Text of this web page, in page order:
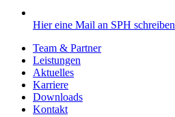
Hier eine Mail an SPH schreiben
Team & Partner
Leistungen
Aktuelles
Karriere
Downloads
Kontakt